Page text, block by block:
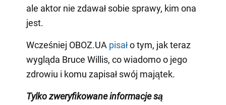
ale aktor nie zdawał sobie sprawy, kim ona
jest.
Wcześniej OBOZ.UA pisało tym, jak teraz
wygląda Bruce Willis, co wiadomo o jego
zdrowiu i komu zapisał swój majątek.
Tylko zweryfikowane informacje są